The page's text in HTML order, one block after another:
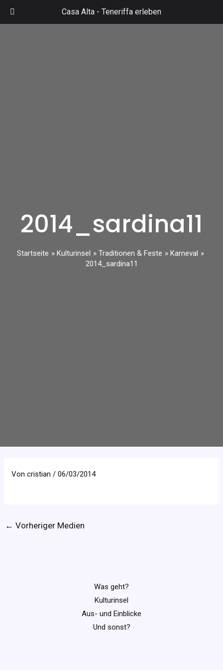
Casa Alta - Teneriffa erleben
2014_sardina11
Startseite Kulturinsel Traditionen & Feste
Karneval
2014_sardina11
Voncristian/06/03/2014
← Vorheriger Medien
Was geht?
Kulturinsel
Aus- und Einblicke
Und sonst?